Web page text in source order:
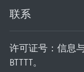
联系
许可证号：信息
BTTTT。